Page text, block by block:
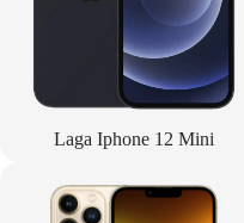
Laga Iphone 12 Mini